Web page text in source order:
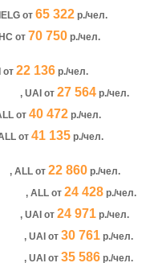
от 65 322 р./чел.
от 70 750 р./чел.
от 22 136 р./чел.
, UAI от 27 564 р./чел.
от 40 472 р./чел.
от 41 135 р./чел.
, ALL от 22 860 р./чел.
, ALL от 24 428 р./чел.
, UAI от 24 971 р./чел.
, UAI от 30 761 р./чел.
, UAI от 35 586 р./чел.